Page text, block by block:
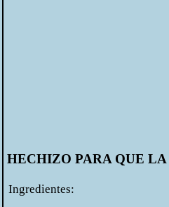
HECHIZO PARA QUE
Ingredientes: